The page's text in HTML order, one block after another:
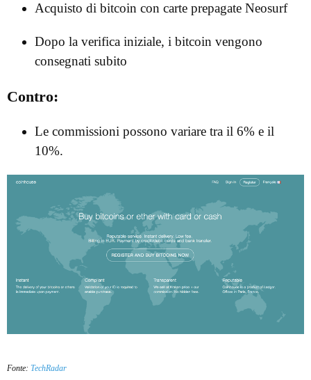
Acquisto di bitcoin con carte prepagate Neosurf
Dopo la verifica iniziale, i bitcoin vengono
consegnati subito
Contro:
Le commissioni possono variare tra il 6% e il
10%.
Fonte: TechRadar